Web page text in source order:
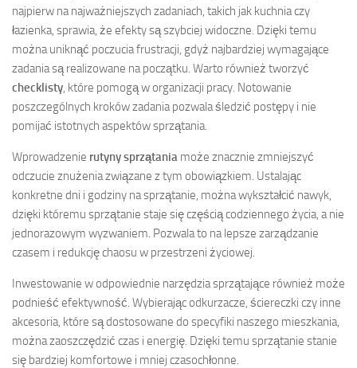
najpierw na najważniejszych zadaniach, takich jak kuchnia czy
łazienka, sprawia, że efekty są szybciej widoczne. Dzięki temu
można uniknąć poczucia frustracji, gdyż najbardziej wymagające
zadania są realizowane na początku. Warto również tworzyć
checklisty, które pomogą w organizacji pracy. Notowanie
poszczególnych kroków zadania pozwala śledzić postępy i nie
pomijać istotnych aspektów sprzątania.
Wprowadzenie rutyny sprzątania może znacznie zmniejszyć
odczucie znużenia związane z tym obowiązkiem. Ustalając
konkretne dni i godziny na sprzątanie, można wykształcić nawyk,
dzięki któremu sprzątanie staje się częścią codziennego życia, a nie
jednorazowym wyzwaniem. Pozwala to na lepsze zarządzanie
czasem i redukcję chaosu w przestrzeni życiowej.
Inwestowanie w odpowiednie narzędzia sprzątające również może
podnieść efektywność. Wybierając odkurzacze, ściereczki czy inne
akcesoria, które są dostosowane do specyfiki naszego mieszkania,
można zaoszczędzić czas i energię. Dzięki temu sprzątanie stanie
się bardziej komfortowe i mniej czasochłonne.